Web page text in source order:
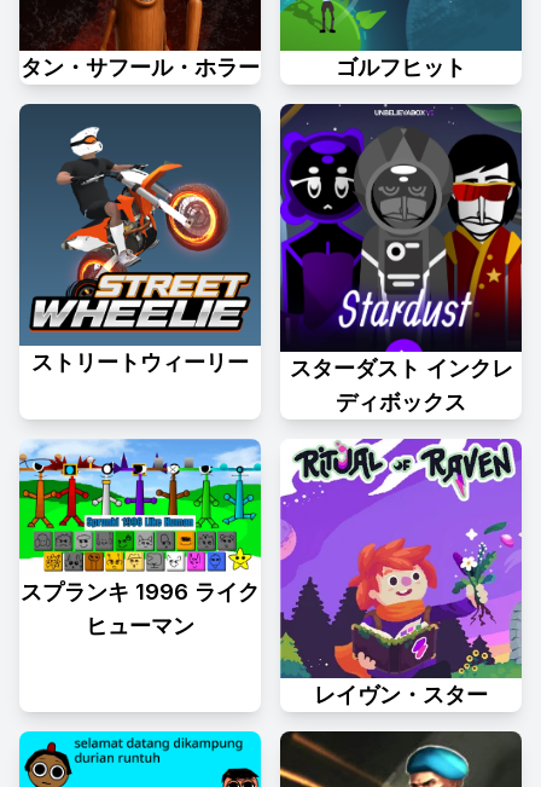
タン・サフール・ホラー ゴルフヒット
ストリートウィーリー
スターダスト インクレ
ディボックス
スプランキ 1996 ライク
ヒューマン
レイヴン・スター